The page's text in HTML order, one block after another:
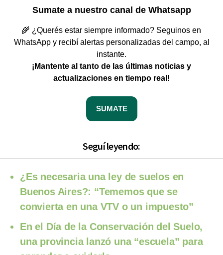
Sumate a nuestro canal de Whatsapp
🌾 ¿Querés estar siempre informado? Seguinos en
WhatsApp y recibí alertas personalizadas del campo, al
instante.
¡Mantente al tanto de las últimas noticias y
actualizaciones en tiempo real!
SUMATE
Seguí leyendo:
¿Es necesaria una ley de suelos en
Buenos Aires?: “Tememos que se
convierta en una VTV o un impuesto”
En el Día de la Conservación del Suelo,
una provincia lanzó una “escuela” para